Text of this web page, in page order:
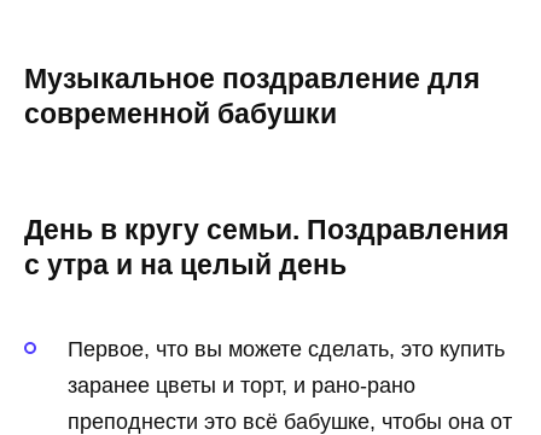
Музыкальное поздравление для
современной бабушки
День в кругу семьи. Поздравления
с утра и на целый день
Первое, что вы можете сделать, это купить
заранее цветы и торт, и рано-рано
преподнести это всё бабушке, чтобы она от